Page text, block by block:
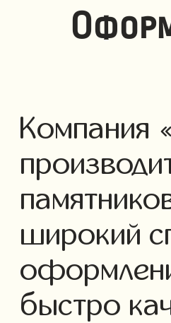
Компания «
широкий
быстро